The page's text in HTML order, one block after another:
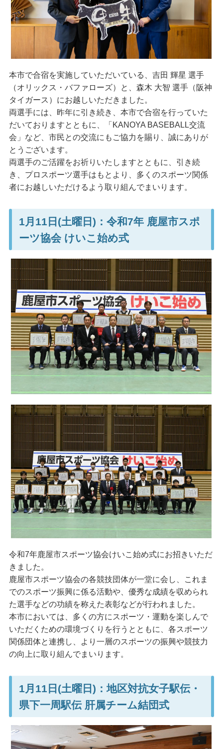
本市で合宿を実施していただいている、吉田 輝星 選手
（オリックス・バファローズ）と、森木 大智 選手（阪神
タイガース）にお越しいただきました。
両選手には、昨年に引き続き、本市で合宿を行っていた
だいておりますとともに、「KANOYA BASEBALL交流
会」など、市民との交流にもご協力を賜り、誠にありが
とうございます。
両選手のご活躍をお祈りいたしますとともに、引き続
き、プロスポーツ選手はもとより、多くのスポーツ関係
者にお越しいただけるよう取り組んでまいります。
1月11日(土曜日)：令和7年 鹿屋市スポ
ーツ協会 けいこ始め式
令和7年鹿屋市スポーツ協会けいこ始め式にお招きいただ
きました。
鹿屋市スポーツ協会の各競技団体が一堂に会し、これま
でのスポーツ振興に係る活動や、優秀な成績を収められ
た選手などの功績を称えた表彰などが行われました。
本市においては、多くの方にスポーツ・運動を楽しんで
いただくための環境づくりを行うとともに、各スポーツ
関係団体と連携し、より一層のスポーツの振興や競技力
の向上に取り組んでまいります。
1月11日(土曜日)：地区対抗女子駅伝・
県下一周駅伝 肝属チーム結団式